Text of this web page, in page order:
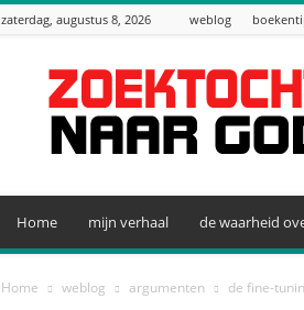
zaterdag, augustus 8, 2026 weblog
zoektocht
naar
God
Home mijn verhaal de waarheid
Home weblog argumenten de fine-